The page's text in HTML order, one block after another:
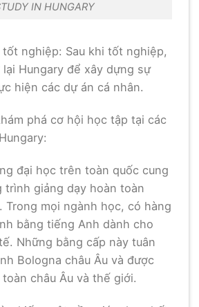
IN HUNGARY
tốt nghiệp: Sau khi tốt nghiệp,
Hungary để xây dựng sự
hiện các dự án cá nhân.
phá cơ hội học tập tại các
đại học trên toàn quốc cung
trình giảng dạy hoàn toàn
Trong mọi ngành học, có hàng
bằng tiếng Anh dành cho
Những bằng cấp này tuân
Bologna châu Âu và được
châu Âu và thế giới.